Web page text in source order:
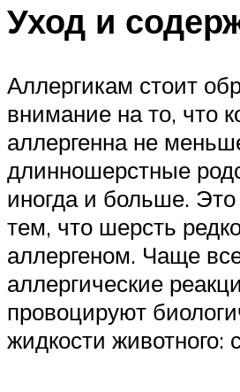
Уход и
Аллергикам стоит
внимание на то, что
аллергенна не
длинношерстные
иногда и больше. Это
тем, что шерсть
аллергеном. Чаще
аллергические
провоцируют
жидкости животного: